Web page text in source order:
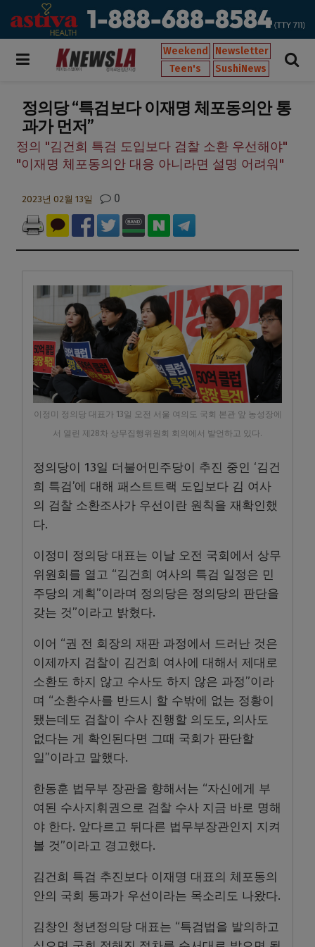
Weekend
Newsletter
Teen's
SushiNews
정의당 “특검보다 이재명 체포동의안 통
과가 먼저”
정의 "김건희 특검 도입보다 검찰 소환 우선해야"
"이재명 체포동의안 대응 아니라면 설명 어려워"
2023년 02월 13일 0
이정미 정의당 대표가 13일 오전 서울 여의도 국회 본관 앞 농성장에
서 열린 제28차 상무집행위원회 회의에서 발언하고 있다.
정의당이 13일 더불어민주당이 추진 중인 ‘김건
희 특검’에 대해 패스트트랙 도입보다 김 여사
의 검찰 소환조사가 우선이란 원칙을 재확인했
다.
이정미 정의당 대표는 이날 오전 국회에서 상무
위원회를 열고 “김건희 여사의 특검 일정은 민
주당의 계획”이라며 정의당은 정의당의 판단을
갖는 것”이라고 밝혔다.
이어 “권 전 회장의 재판 과정에서 드러난 것은
이제까지 검찰이 김건희 여사에 대해서 제대로
소환도 하지 않고 수사도 하지 않은 과정”이라
며 “소환수사를 반드시 할 수밖에 없는 정황이
됐는데도 검찰이 수사 진행할 의도도, 의사도
없다는 게 확인된다면 그때 국회가 판단할
일”이라고 말했다.
한동훈 법무부 장관을 향해서는 “자신에게 부
여된 수사지휘권으로 검찰 수사 지금 바로 명해
야 한다. 앞다르고 뒤다른 법무부장관인지 지켜
볼 것”이라고 경고했다.
김건희 특검 추진보다 이재명 대표의 체포동의
안의 국회 통과가 우선이라는 목소리도 나왔다.
김창인 청년정의당 대표는 “특검법을 발의하고